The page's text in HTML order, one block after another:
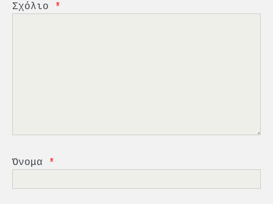
Σχόλιο *
Όνομα *
βιώσιμη επιχειρηματικότητα